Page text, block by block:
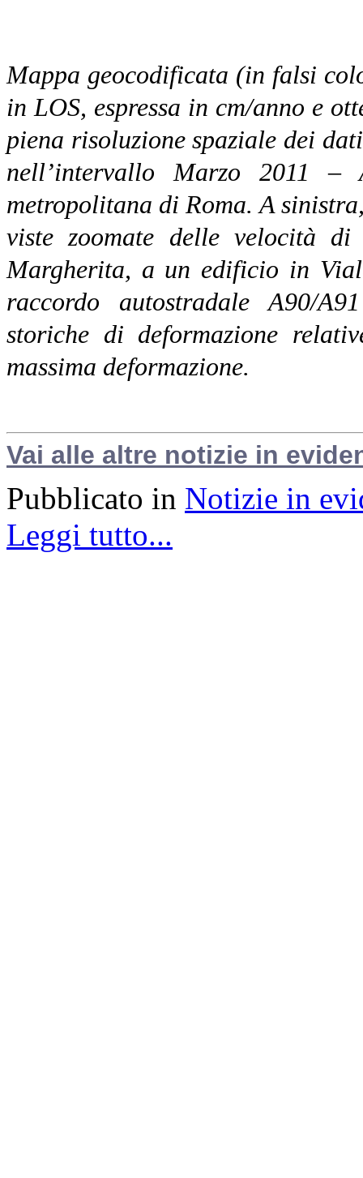
Mappa geocodificata (in falsi
in LOS, espressa in cm/anno e
piena risoluzione spaziale dei
nell’intervallo Marzo 2011 –
metropolitana di Roma. A
viste zoomate delle velocità
Margherita, a un edificio in
raccordo autostradale A90/
storiche di deformazione
massima deformazione.
Vai alle altre notizie in
Pubblicato in Notizie in
Leggi tutto...